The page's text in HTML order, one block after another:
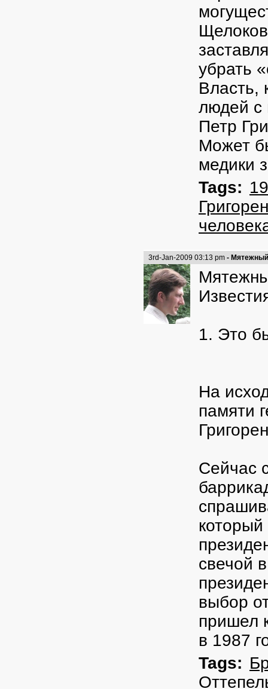
убрать
Власть,
людей с
Петр
Может
медики
Tags:
3rd-Jan-2009 03:13 pm - Мятежный
1. Это
На
памяти
Сейчас
свечой
выбор
пришел
в 1987
Tags: